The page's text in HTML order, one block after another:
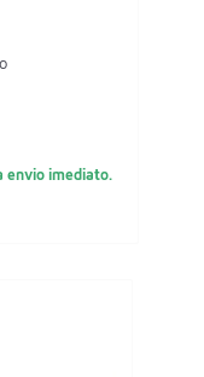
envio imediato.